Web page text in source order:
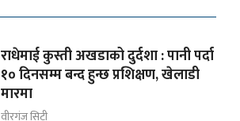
राधेमाई कुस्ती अखडाको दुर्दशा : पानी पर्दा
१० दिनसम्म बन्द हुन्छ प्रशिक्षण, खेलाडी
मारमा
वीरगंज सिटी